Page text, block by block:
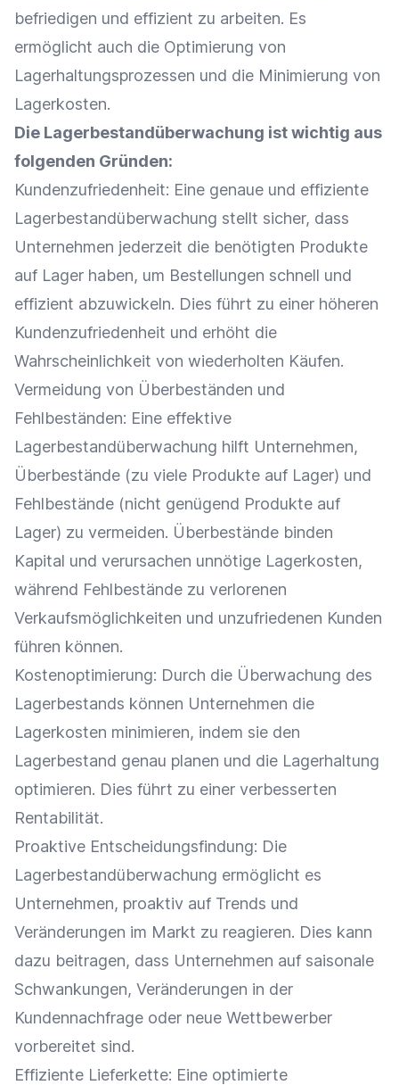
befriedigen und effizient zu arbeiten. Es
ermöglicht auch die Optimierung von
Lagerhaltungsprozessen und die Minimierung von
Lagerkosten.
Die Lagerbestandüberwachung ist wichtig aus
folgenden Gründen:
Kundenzufriedenheit: Eine genaue und effiziente
Lagerbestandüberwachung stellt sicher, dass
Unternehmen jederzeit die benötigten Produkte
auf Lager haben, um Bestellungen schnell und
effizient abzuwickeln. Dies führt zu einer höheren
Kundenzufriedenheit und erhöht die
Wahrscheinlichkeit von wiederholten Käufen.
Vermeidung von Überbeständen und
Fehlbeständen: Eine effektive
Lagerbestandüberwachung hilft Unternehmen,
Überbestände (zu viele Produkte auf Lager) und
Fehlbestände (nicht genügend Produkte auf
Lager) zu vermeiden. Überbestände binden
Kapital und verursachen unnötige Lagerkosten,
während Fehlbestände zu verlorenen
Verkaufsmöglichkeiten und unzufriedenen Kunden
führen können.
Kostenoptimierung: Durch die Überwachung des
Lagerbestands können Unternehmen die
Lagerkosten minimieren, indem sie den
Lagerbestand genau planen und die Lagerhaltung
optimieren. Dies führt zu einer verbesserten
Rentabilität.
Proaktive Entscheidungsfindung: Die
Lagerbestandüberwachung ermöglicht es
Unternehmen, proaktiv auf Trends und
Veränderungen im Markt zu reagieren. Dies kann
dazu beitragen, dass Unternehmen auf saisonale
Schwankungen, Veränderungen in der
Kundennachfrage oder neue Wettbewerber
vorbereitet sind.
Effiziente Lieferkette: Eine optimierte